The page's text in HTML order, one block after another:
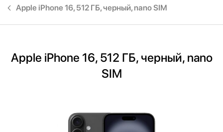
Apple iPhone 16, 512 ГБ, черный, nano SIM
Apple iPhone 16, 512 ГБ, черный, nano
SIM